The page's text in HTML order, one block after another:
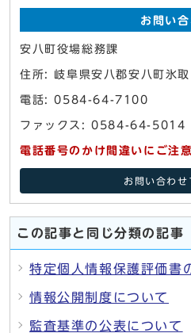
お問い
安八町役場総務課
住所: 岐阜県安八郡安八町氷
電話: 0584-64-7100
ファックス: 0584-64-5014
電話番号のかけ間違いにご注
お問い合わせ
この記事と同じ分類の記事
特定個人情報保護評価書
情報公開制度について
監査基準の公表について